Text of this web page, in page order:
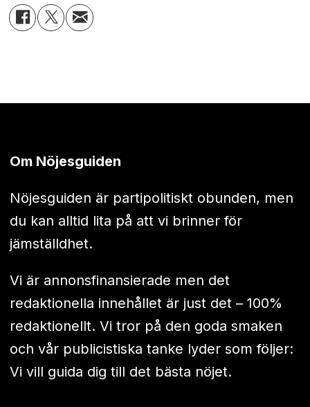
Om Nöjesguiden
Nöjesguiden är partipolitiskt obunden, men
du kan alltid lita på att vi brinner för
jämställdhet.
Vi är annonsfinansierade men det
redaktionella innehållet är just det – 100%
redaktionellt. Vi tror på den goda smaken
och vår publicistiska tanke lyder som följer:
Vi vill guida dig till det bästa nöjet.